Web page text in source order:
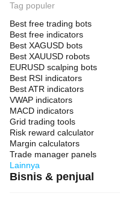
Tag populer
Best free trading bots
Best free indicators
Best XAGUSD bots
Best XAUUSD robots
EURUSD scalping bots
Best RSI indicators
Best ATR indicators
VWAP indicators
MACD indicators
Grid trading tools
Risk reward calculator
Margin calculators
Trade manager panels
Lainnya
Bisnis & penjual